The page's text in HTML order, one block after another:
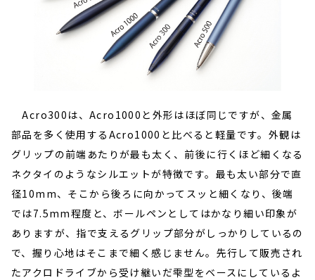
Acro300は、Acro1000と外形はほぼ同じですが、金属
部品を多く使用するAcro1000と比べると軽量です。外観は
グリップの前端あたりが最も太く、前後に行くほど細くなる
ネクタイのようなシルエットが特徴です。最も太い部分で直
径10mm、そこから後ろに向かってスッと細くなり、後端
では7.5mm程度と、ボールペンとしてはかなり細い印象が
ありますが、指で支えるグリップ部分がしっかりしているの
で、握り心地はそこまで細く感じません。先行して販売され
たアクロドライブから受け継いだ雫型をベースにしているよ